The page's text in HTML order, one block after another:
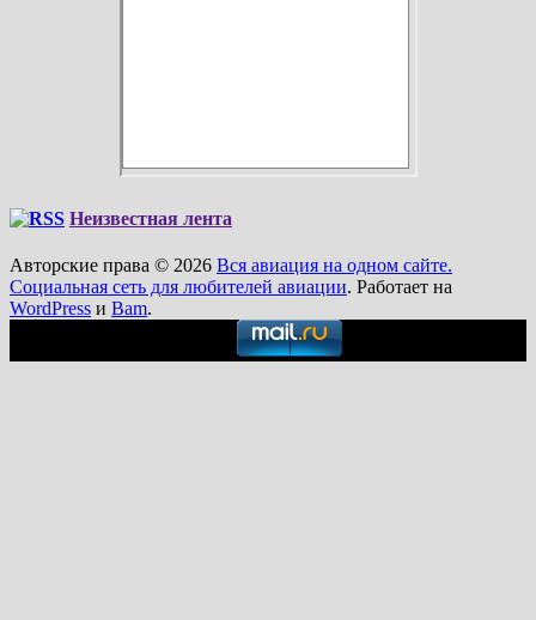
Неизвестная лента
Авторские права © 2026 Вся авиация на одном сайте.
Социальная сеть для любителей авиации. Работает на
WordPress и Bam.